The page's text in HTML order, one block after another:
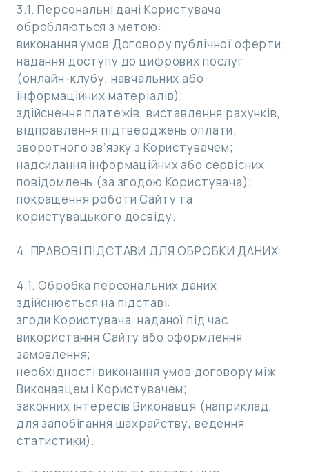
3.1. Персональні дані Користувача
обробляються з метою:
виконання умов Договору публічної оферти;
надання доступу до цифрових послуг
(онлайн-клубу, навчальних або
інформаційних матеріалів);
здійснення платежів, виставлення рахунків,
відправлення підтверджень оплати;
зворотного зв’язку з Користувачем;
надсилання інформаційних або сервісних
повідомлень (за згодою Користувача);
покращення роботи Сайту та
користувацького досвіду.
4. ПРАВОВІ ПІДСТАВИ ДЛЯ ОБРОБКИ ДАНИХ
4.1. Обробка персональних даних
здійснюється на підставі:
згоди Користувача, наданої під час
використання Сайту або оформлення
замовлення;
необхідності виконання умов договору між
Виконавцем і Користувачем;
законних інтересів Виконавця (наприклад,
для запобігання шахрайству, ведення
статистики).